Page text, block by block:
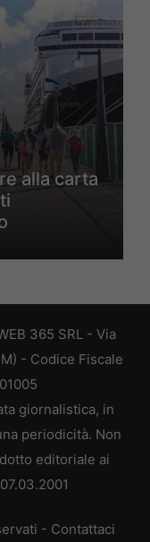
alla carta
365 SRL - Via
- Codice Fiscale
giornalistica, in
periodicità. Non
editoriale ai
- Contattaci